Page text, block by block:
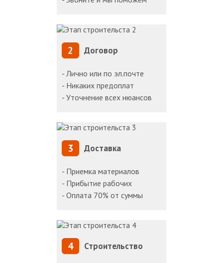
2 Договор
- Лично или по эл.почте
- Никаких предоплат
- Уточнение всех нюансов
3 Доставка
- Приемка материалов
- Прибытие рабочих
- Оплата 70% от суммы
4 Строительство